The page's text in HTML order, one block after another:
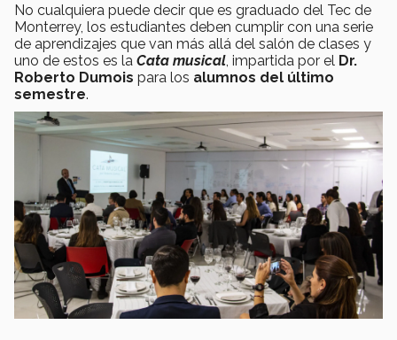
No cualquiera puede decir que es graduado del Tec de
Monterrey, los estudiantes deben cumplir con una serie
de aprendizajes que van más allá del salón de clases y
uno de estos es la Cata musical , impartida por el Dr.
Roberto Dumois para los alumnos del último
semestre.